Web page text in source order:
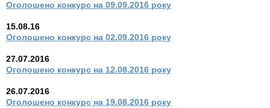
Оголошено конкурс на 09.09.2016 року
15.08.16
Оголошено конкурс на 02.09.2016 року
27.07.2016
Оголошено конкурс на 12.08.2016 року
26.07.2016
Оголошено конкурс на 19.08.2016 року